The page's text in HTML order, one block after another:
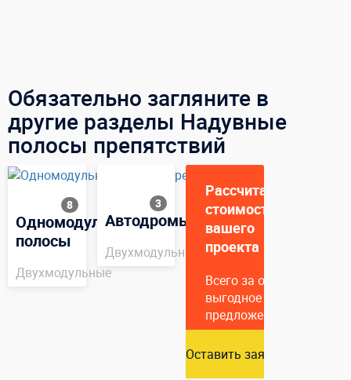
Обязательно загляните в
другие разделы Надувные
полосы препятствий
8
Одномодульные
полосы
Двухмодульные
3
Автодромы
Двухмодульные
Рассчитаем
стоимость
вашего
проекта
Всего за один час
выгодное коммерческое
предложение
Оставить заявку